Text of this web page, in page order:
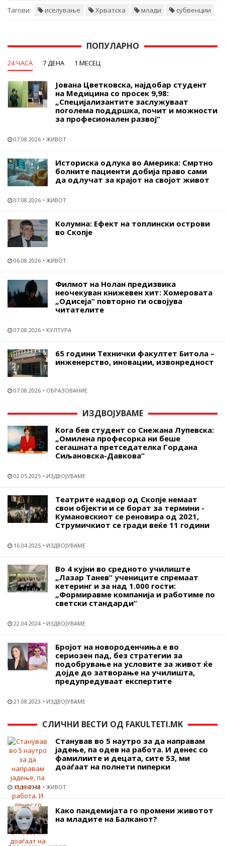
Тагови: иселување Хрватска млади субвенции
ПОПУЛАРНО
24 ЧАСА 7 ДЕНА 1 МЕСЕЦ
Јована Цветковска, најдобар студент
на Медицина со просек 9,98:
„Специјализантите заслужуваат
поголема поддршка, почит и можности
за професионален развој“
07.08.2026 ЖИВОТ
Историска одлука во Америка: Смртно
болните пациенти добија право сами
да одлучат за крајот на својот живот
07.08.2026 ЖИВОТ
Колумна: Ефект на топлински острови
во Скопје
06.08.2026 ЖИВОТ
Филмот на Нолан предизвика
неочекуван книжевен хит: Хомеровата
„Одисеја“ повторно ги освојува
читателите
07.08.2026 КУЛТУРА
65 години Технички факултет Битола –
инженерство, иновации, извонредност
07.08.2026 ОБРАЗОВАНИЕ
ИЗДВОЈУВАМЕ
Кога бев студент со Снежана Лупевска:
„Омилена професорка ни беше
сегашната претседателка Гордана
Сиљановска-Давкова“
02.05.2025 ИЗДВОЈУВАМЕ
Театрите надвор од Скопје немаат
свои објекти и се борат за термини -
Кумановскиот се реновира од 2021,
Струмичкиот се гради веќе 11 години
16.04.2025 ИЗДВОЈУВАМЕ
Во 4 кујни во средното училиште
„Лазар Танев“ учениците спремаат
кетеринг и за над 1.000 гости:
„Формиравме компанија и работиме по
светски стандарди“
22.04.2024 ИЗДВОЈУВАМЕ
Бројот на новороденчиња е во
сериозен пад, без стратегии за
подобрување на условите за живот ќе
дојде до затворање на училишта,
предупредуваат експертите
21.08.2023 ИЗДВОЈУВАМЕ
СЛИЧНИ ВЕСТИ ОД FAKULTETI.MK
Станував во 5 наутро за да направам
јадење, па одев на работа. И денес со
фамилиите и децата, сите 53, ми
доаѓаат на полнети пиперки
13.11.2018 ЖИВОТ
Како пандемијата го промени животот
на младите на Балканот?